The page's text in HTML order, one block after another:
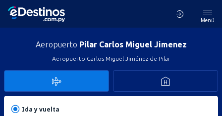
Menú
Aeropuerto Pilar Carlos Miguel Jimenez
Aeropuerto Carlos Miguel Jiménez de Pilar
Ida y vuelta